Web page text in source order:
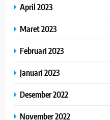
April 2023
Maret 2023
Februari 2023
Januari 2023
Desember 2022
November 2022